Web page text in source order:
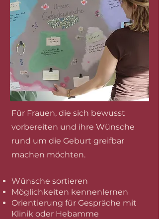
​​Für Frauen, die sich bewusst
vorbereiten und ihre Wünsche
rund um die Geburt greifbar
machen möchten.
Wünsche sortieren
Möglichkeiten kennenlernen
Orientierung für Gespräche mit
Klinik oder Hebamme